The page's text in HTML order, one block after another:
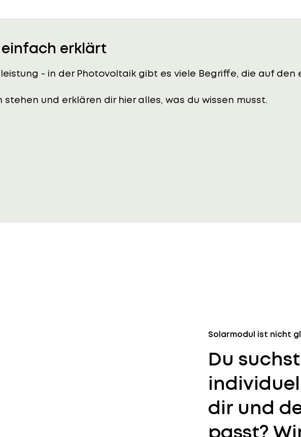
erklärt
- in der Photovoltaik gibt es viele Begriffe, die auf den
und erklären dir hier alles, was du wissen musst.
Solarmodul ist nicht
Du
dir und
passt?